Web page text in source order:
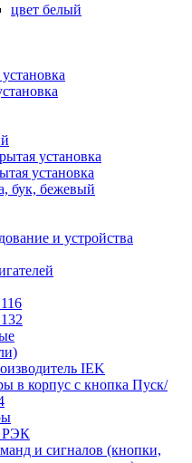
цвет белый
установка
установка
бук, бежевый
и устройства
IEK
в корпус с кнопка Пуск/
РЭК
и сигналов (кнопки,